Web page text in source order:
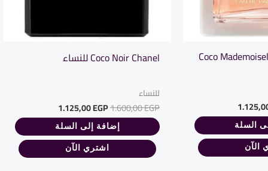
Coco
السلة
الآن
Coco Noir Chanel للنساء
للنساء
1.600,00EGP
1.125,00EGP
إضافة إلى السلة
اشتري الآن